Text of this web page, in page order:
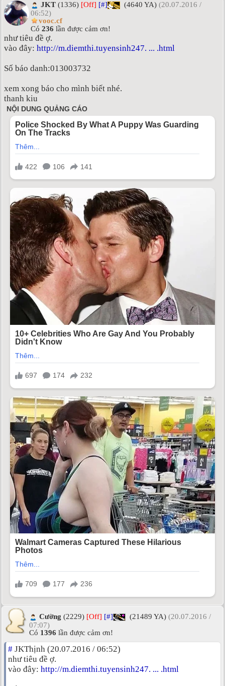
JKT (1336) [Off] [#] (4640 YA) (20.07.2016 /
06:52)
vooc.cf
Có 236 lần được cảm ơn!
như tiêu đề ợ.
vào đây: http://m.diemthi.tuyensinh247. ... .html
Số báo danh:013003732
xem xong báo cho mình biết nhé.
thanh kiu
Cường (2229) [Off] [#] (21489 YA) (20.07.2016 /
07:07)
Có 1396 lần được cảm ơn!
# JKThịnh (20.07.2016 / 06:52)
như tiêu đề ợ.
vào đây: http://m.diemthi.tuyensinh247. ... .html